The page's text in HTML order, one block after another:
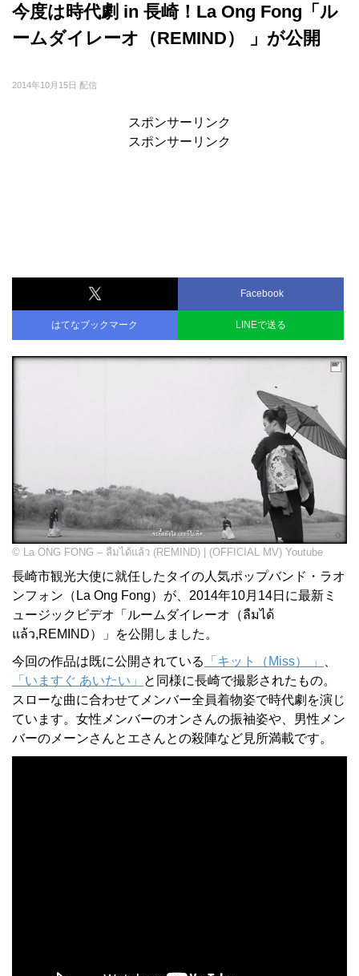
今度は時代劇 in 長崎！La Ong Fong「ル
ームダイレーオ（REMIND） 」が公開
2014年10月15日 配信
スポンサーリンク
スポンサーリンク
Facebook
はてなブックマーク LINEで送る
© La ONG FONG – ลืมได้แล้ว (REMIND) | (OFFICIAL MV) Youtube
長崎市観光大使に就任したタイの人気ポップバンド・ラオ
ンフォン（La Ong Fong）が、2014年10月14日に最新ミ
ュージックビデオ「ルームダイレーオ（ลืมได้
แล้ว,REMIND）」を公開しました。
今回の作品は既に公開されている
「キット（Miss） 」
、
「いますぐ あいたい」
と同様に長崎で撮影されたもの。
スローな曲に合わせてメンバー全員着物姿で時代劇を演じ
ています。女性メンバーのオンさんの振袖姿や、男性メン
バーのメーンさんとエさんとの殺陣など見所満載です。